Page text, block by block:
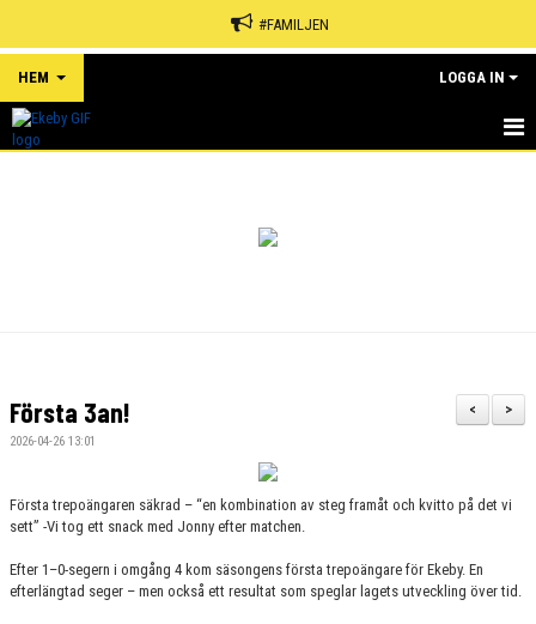
#FAMILJEN
HEM LOGGA IN
EVENEMANG
HYR KLUBBSTUGAN
KLUBBSHOP
>
<
Första 3an!
2026-04-26 13:01
Första trepoängaren säkrad – “en kombination av steg framåt och kvitto på det vi
sett” -Vi tog ett snack med Jonny efter matchen.
Efter 1–0-segern i omgång 4 kom säsongens första trepoängare för Ekeby. En
efterlängtad seger – men också ett resultat som speglar lagets utveckling över tid.